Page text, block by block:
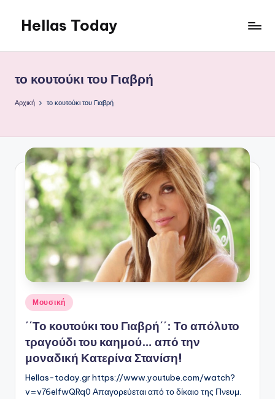
Μετάβαση
περιεχόμενο
Hellas Today
το κουτούκι του Γιαβρή
Αρχική το κουτούκι του Γιαβρή
Αναρτήθηκε
σε
Μουσική
΄΄Το κουτούκι του Γιαβρή΄΄: Το απόλυτο
τραγούδι του καημού… από την
μοναδική Κατερίνα Στανίση!
Hellas-today.gr https://www.youtube.com/watch?
v=v76elfwQRq0 Απαγορεύεται από το δίκαιο της Πνευμ.